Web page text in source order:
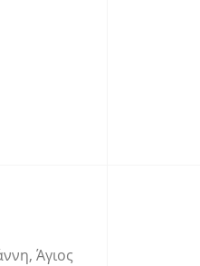
Άγιος